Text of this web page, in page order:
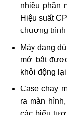
nhiều phần
Hiệu suất
chương
Máy đang
mới bật
khởi động lại.
Case chạy
ra màn